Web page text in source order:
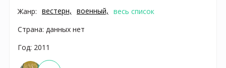
Жанр: вестерн, военный, весь список
Страна: данных нет
Год: 2011